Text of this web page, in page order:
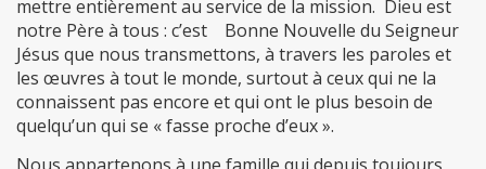
mettre entièrement au service de la mission. Dieu est
notre Père à tous : c’est Bonne Nouvelle du Seigneur
Jésus que nous transmettons, à travers les paroles et
les œuvres à tout le monde, surtout à ceux qui ne la
connaissent pas encore et qui ont le plus besoin de
quelqu’un qui se « fasse proche d’eux ».
Nous appartenons à une famille qui depuis toujours